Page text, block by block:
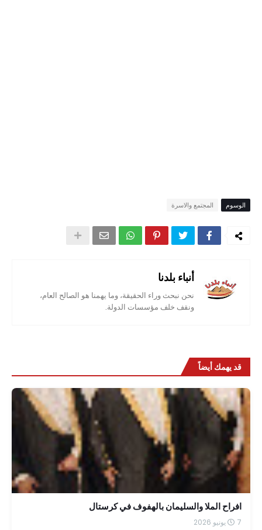
الوسوم المجتمع والاسرة
أنباء بلدنا
نحن نبحث وراء الحقيقة، وما يهمنا هو الصالح العام،
ونقف خلف مؤسسات الدولة.
قد يهمك أيضاً
افراح الملا والسليمان بالهفوف في كرستال
7 يونيو 2026